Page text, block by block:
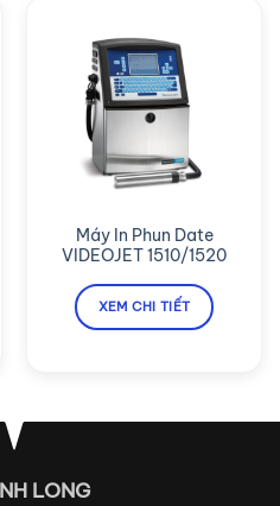
Máy In Phun Date
VIDEOJET 1510/1520
XEM CHI TIẾT
LONG